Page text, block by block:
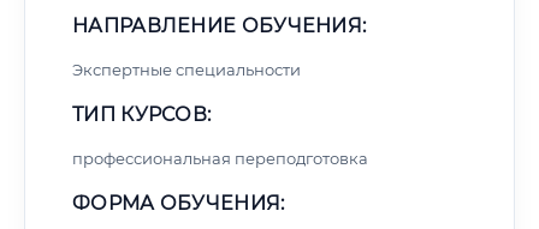
НАПРАВЛЕНИЕ ОБУЧЕНИЯ:
Экспертные специальности
ТИП КУРСОВ:
профессиональная переподготовка
ФОРМА ОБУЧЕНИЯ: